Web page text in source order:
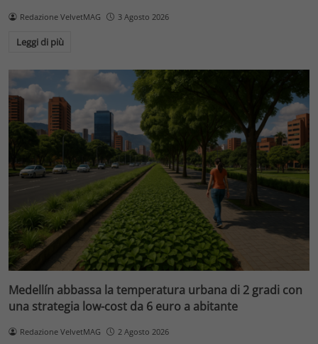
Redazione VelvetMAG 3 Agosto 2026
Leggi di più
Medellín abbassa la temperatura urbana di 2 gradi con
una strategia low-cost da 6 euro a abitante
Redazione VelvetMAG 2 Agosto 2026